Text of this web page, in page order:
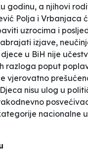
godinu, a njihovi
Polja i
uzrocima i
izjave,
u BiH nije
razloga poput
vjerovatno
Djeca nisu ulog u
nacionalne